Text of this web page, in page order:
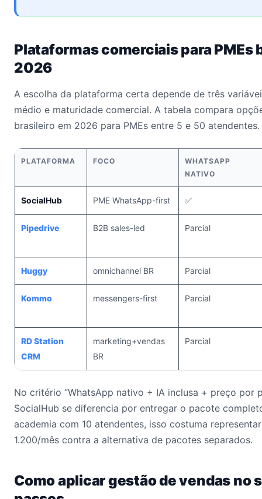
Plataformas comerciais para PMEs
2026
A escolha da plataforma certa depende de três
médio e maturidade comercial. A tabela compara
brasileiro em 2026 para PMEs entre 5 e 50 atendentes.
PLATAFORMA FOCO
WHATSAPP
NATIVO
SocialHub PME WhatsApp-first ✅
Pipedrive B2B sales-led Parcial
Huggy omnichannel BR Parcial
Kommo messengers-first Parcial
RD Station
CRM
marketing+vendas
BR
Parcial
No critério “WhatsApp nativo + IA inclusa + preço por
SocialHub se diferencia por entregar o pacote
academia com 10 atendentes, isso costuma
1.200/mês contra a alternativa de pacotes separados.
Como aplicar gestão de vendas no